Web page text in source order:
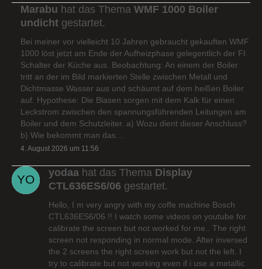
Marabu hat das Thema WMF 1000 Boiler
undicht gestartet.
Bei meiner vor vielleicht 10 Jahren gebraucht gekauften WMF
1000 löst jetzt am Ende der Aufheizphase gelegentlich der FI
Schalter der Küche aus. Beobachtung: An einem der Boiler
tritt an der im Bild markierten Stelle zwischen Metall und
Dichtmasse Wasser aus und schäumt auf dem heißen Boiler
auf. Hypothese: Die Blasen sorgen mit dem Kalk für einen
Leckstrom zwischen den spannungsführenden Leitungen am
Boiler und dem Schutzleiter. a) Wozu dient dieser Anschluss?
b) Wie bekommt man das…
4. August 2026 um 11:56
yodaa hat das Thema Display
CTL636ES6/06 gestartet.
Hello, I m very angry with my coffe machine Bosch
CTL636ES6/06 !! I watch some videos on youtube for
calibrate the screen but not worked for me.. The right
screen not responding in normal mode. After inversed
the 2 screens the right screen work but not the left. I
try to calibrate but not working even if i use a metallic